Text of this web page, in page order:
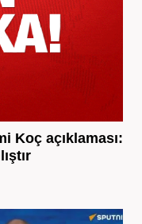
Koç açıklaması: